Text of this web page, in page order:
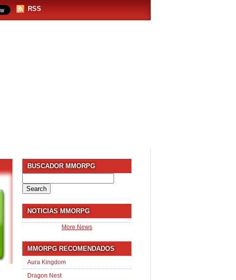
RSS
BUSCADOR MMORPG
for:
NOTICIAS MMORPG
More News
MMORPG RECOMENDADOS
Aura Kingdom
Dragon Nest